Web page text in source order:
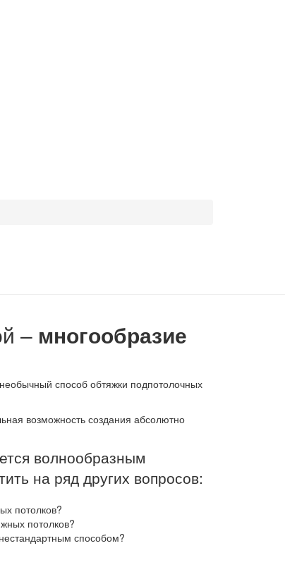
– многообразие
способ обтяжки подпотолочных
возможность создания абсолютно
волнообразным
на ряд других вопросов:
потолков?
потолков?
способом?